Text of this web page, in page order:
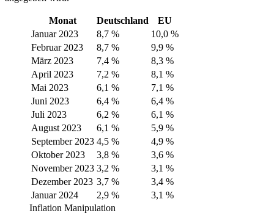
Monat Deutschland
EU
Januar 2023
8,7 %
10,0 %
Februar 2023
8,7 %
9,9 %
März 2023
7,4 %
8,3 %
April 2023
7,2 %
8,1 %
Mai 2023
6,1 %
7,1 %
Juni 2023
6,4 %
6,4 %
Juli 2023
6,2 %
6,1 %
August 2023
6,1 %
5,9 %
September 2023 4,5 %
4,9 %
Oktober 2023
3,8 %
3,6 %
November 2023 3,2 %
3,1 %
Dezember 2023 3,7 %
3,4 %
Januar 2024
2,9 %
3,1 %
Inflation Manipulation